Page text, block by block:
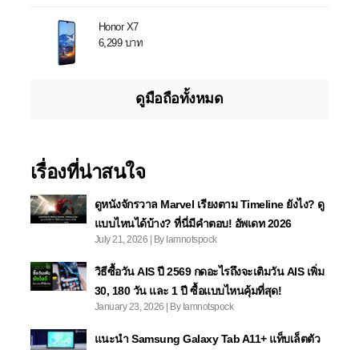
Honor X7
6,299 บาท
ดูมือถือทั้งหมด
เรื่องที่น่าสนใจ
ดูหนังจักรวาล Marvel เรียงตาม Timeline ยังไง? ดู
แบบไหนได้บ้าง? ที่นี่มีคำตอบ! อัพเดท 2026
July 21, 2026 | By Iamnotspock
วิธีซื้อวัน AIS ปี 2569 กดอะไรถึงจะเติมวัน AIS เพิ่ม
30, 180 วัน และ 1 ปี ซื้อแบบไหนคุ้มที่สุด!
January 23, 2026 | By Iamnotspock
แนะนำ Samsung Galaxy Tab A11+ แท็บเล็ตตัว